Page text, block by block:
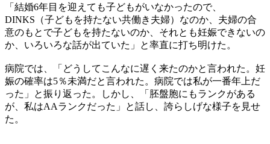
「結婚6年目を迎えても子どもがいなかったので、
DINKS（子どもを持たない共働き夫婦）なのか、夫婦の合
意のもとで子どもを持たないのか、それとも妊娠できないの
か、いろいろな話が出ていた」と率直に打ち明けた。
病院では、「どうしてこんなに遅く来たのかと言われた。妊
娠の確率は5％未満だと言われた。病院では私が一番年上だ
った」と振り返った。しかし、「胚盤胞にもランクがある
が、私はAAランクだった」と話し、誇らしげな様子を見せ
た。